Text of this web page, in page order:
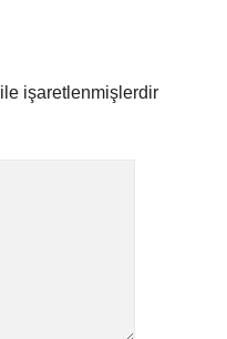
ile işaretlenmişlerdir